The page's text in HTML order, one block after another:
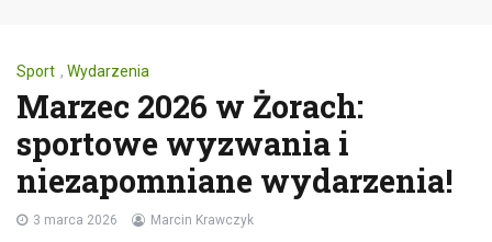
Sport , Wydarzenia
Marzec 2026 w Żorach:
sportowe wyzwania i
niezapomniane wydarzenia!
3 marca 2026 Marcin Krawczyk